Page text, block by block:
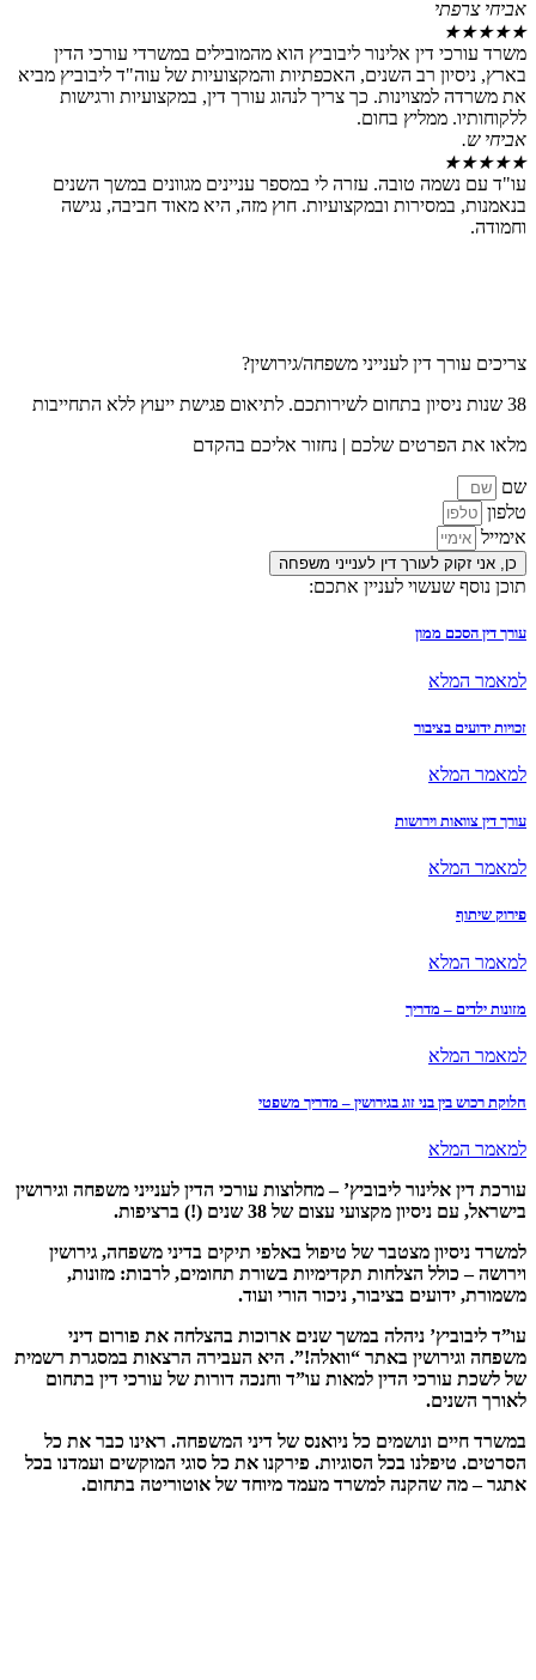
דין אלינור ליבוביץ הוא מהמובילים במשרדי עורכי הדין
רב השנים, האכפתיות והמקצועיות של עוה"ד ליבוביץ מביא
כך צריך לנהוג עורך דין, במקצועיות ורגישות
ממליץ בחום.
טובה. עזרה לי במספר עניינים מגוונים במשך השנים
ובמקצועיות. חוץ מזה, היא מאוד חביבה, נגישה
דין לענייני משפחה/גירושין?
שלכם | נחזור אליכם בהקדם
לעורך דין לענייני משפחה
שעשוי לעניין אתכם:
ממון
בציבור
וירושות
– מדריך
בני זוג בגירושין – מדריך משפטי
ליבוביץ’ – מחלוצות עורכי הדין לענייני משפחה וגירושין
מקצועי עצום של 38 שנים (!) ברציפות
.
מצטבר של טיפול באלפי תיקים בדיני משפחה, גירושין
הצלחות תקדימיות בשורת תחומים, לרבות: מזונות,
בציבור, ניכור הורי ועוד.
ניהלה במשך שנים ארוכות בהצלחה את פורום דיני
באתר “וואלה!”. היא העבירה הרצאות במסגרת רשמית
הדין למאות עו”ד וחנכה דורות של עורכי דין בתחום
.
ונושמים כל ניואנס של דיני המשפחה. ראינו כבר את כל
בכל הסוגיות. פירקנו את כל סוגי המוקשים ועמדנו בכל
שהקנה למשרד מעמד מיוחד של אוטוריטה בתחום.